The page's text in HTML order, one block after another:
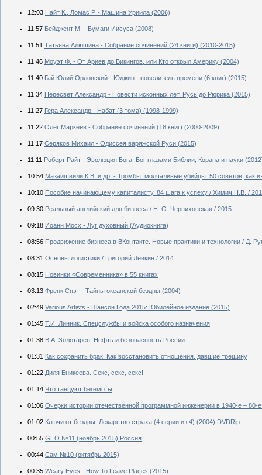
12:03 Найт К., Ломас Р. - Машина Уриила (2006)
11:57 Бейджент М. - Бумаги Иисуса (2008)
11:51 Татьяна Алюшина - Собрание сочинений (24 книги) (2010-2015)
11:46 Моуэт Ф. - От Ариев до Викингов, или Кто открыл Америку (2004)
11:40 Гай Юлий Орловский - Юджин - повелитель времени (6 книг) (2015)
11:34 Пересвет Александр - Повести исконных лет. Русь до Рюрика (2015)
11:27 Гера Александр - Набат (3 тома) (1998-1999)
11:22 Олег Маркеев - Собрание сочинений (18 книг) (2000-2009)
11:17 Серяков Михаил - Одиссея варяжской Руси (2015)
11:11 Роберт Райт - Эволюция Бога. Бог глазами Библии, Корана и науки
10:54 Мазайшвили К.В. и др. - Тромбы: молчаливые убийцы. 50 советов, как
10:10 Пособие начинающему капиталисту. 84 шага к успеху / Химич Н.В. /
09:30 Реальный английский для бизнеса / Н. О. Черниховская / 2015
09:18 Иоанн Мосх - Луг духовный (Аудиокнига)
08:56 Продвижение бизнеса в ВКонтакте. Новые практики и технологии / Д.
08:31 Основы логистики / Григорий Левкин / 2014
08:15 Новинки «Современника» в 55 книгах
03:13 Френк Спэт - Тайны океанской бездны (2004)
02:49 Various Artists - Шансон Года 2015: Юбилейное издание (2015)
01:45 Т.И. Линник. Спецслужбы и войска особого назначения
01:38 В.А. Золотарев. Нефть и безопасность России
01:31 Как сохранить брак. Как восстановить отношения, давшие трещину
01:22 Диля Еникеева. Секс, секс, секс!
01:14 Что танцуют бегемоты
01:06 Очерки истории отечественной программной инженерии в 1940-е – 80-
01:02 Ключи от бездны: Лекарство страха (4 серии из 4) (2004) DVDRip
00:55 GEO №11 (ноябрь 2015) Россия
00:44 Сам №10 (октябрь 2015)
00:35 Weary Eyes - How To Leave Places (2015)